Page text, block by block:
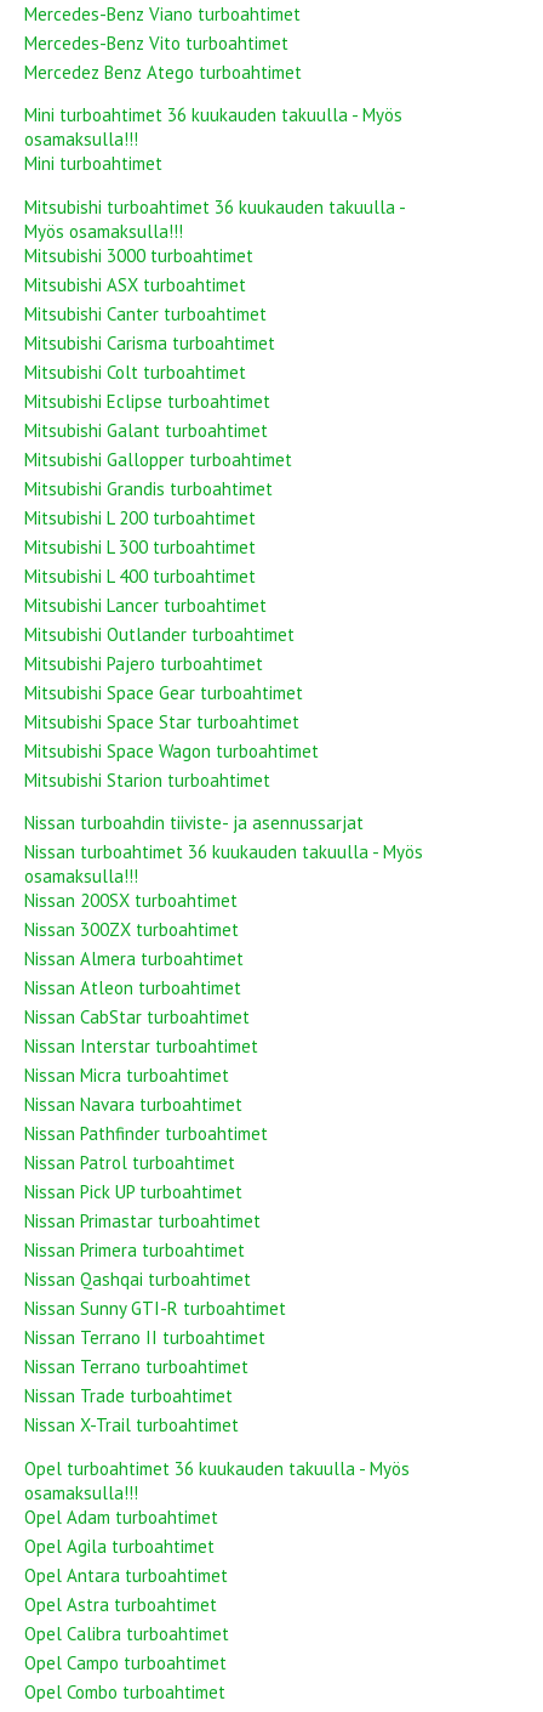
Mercedes-Benz Viano turboahtimet
Mercedes-Benz Vito turboahtimet
Mercedez Benz Atego turboahtimet
Mini turboahtimet 36 kuukauden takuulla - Myös
osamaksulla!!!
Mini turboahtimet
Mitsubishi turboahtimet 36 kuukauden takuulla -
Myös osamaksulla!!!
Mitsubishi 3000 turboahtimet
Mitsubishi ASX turboahtimet
Mitsubishi Canter turboahtimet
Mitsubishi Carisma turboahtimet
Mitsubishi Colt turboahtimet
Mitsubishi Eclipse turboahtimet
Mitsubishi Galant turboahtimet
Mitsubishi Gallopper turboahtimet
Mitsubishi Grandis turboahtimet
Mitsubishi L 200 turboahtimet
Mitsubishi L 300 turboahtimet
Mitsubishi L 400 turboahtimet
Mitsubishi Lancer turboahtimet
Mitsubishi Outlander turboahtimet
Mitsubishi Pajero turboahtimet
Mitsubishi Space Gear turboahtimet
Mitsubishi Space Star turboahtimet
Mitsubishi Space Wagon turboahtimet
Mitsubishi Starion turboahtimet
Nissan turboahdin tiiviste- ja asennussarjat
Nissan turboahtimet 36 kuukauden takuulla - Myös
osamaksulla!!!
Nissan 200SX turboahtimet
Nissan 300ZX turboahtimet
Nissan Almera turboahtimet
Nissan Atleon turboahtimet
Nissan CabStar turboahtimet
Nissan Interstar turboahtimet
Nissan Micra turboahtimet
Nissan Navara turboahtimet
Nissan Pathfinder turboahtimet
Nissan Patrol turboahtimet
Nissan Pick UP turboahtimet
Nissan Primastar turboahtimet
Nissan Primera turboahtimet
Nissan Qashqai turboahtimet
Nissan Sunny GTI-R turboahtimet
Nissan Terrano II turboahtimet
Nissan Terrano turboahtimet
Nissan Trade turboahtimet
Nissan X-Trail turboahtimet
Opel turboahtimet 36 kuukauden takuulla - Myös
osamaksulla!!!
Opel Adam turboahtimet
Opel Agila turboahtimet
Opel Antara turboahtimet
Opel Astra turboahtimet
Opel Calibra turboahtimet
Opel Campo turboahtimet
Opel Combo turboahtimet